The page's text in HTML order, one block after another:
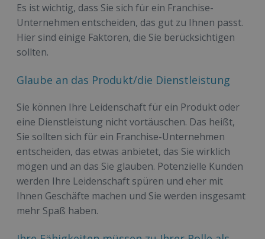
Es ist wichtig, dass Sie sich für ein Franchise-
Unternehmen entscheiden, das gut zu Ihnen passt.
Hier sind einige Faktoren, die Sie berücksichtigen
sollten.
Glaube an das Produkt/die Dienstleistung
Sie können Ihre Leidenschaft für ein Produkt oder
eine Dienstleistung nicht vortäuschen. Das heißt,
Sie sollten sich für ein Franchise-Unternehmen
entscheiden, das etwas anbietet, das Sie wirklich
mögen und an das Sie glauben. Potenzielle Kunden
werden Ihre Leidenschaft spüren und eher mit
Ihnen Geschäfte machen und Sie werden insgesamt
mehr Spaß haben.